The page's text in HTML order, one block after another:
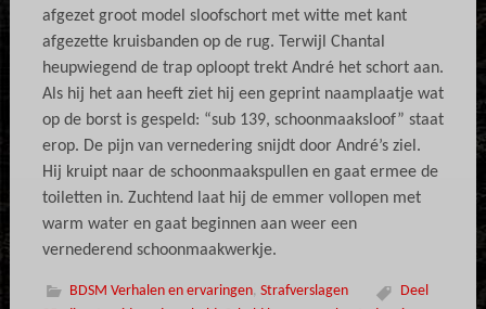
afgezet groot model sloofschort met witte met kant
afgezette kruisbanden op de rug. Terwijl Chantal
heupwiegend de trap oploopt trekt André het schort aan.
Als hij het aan heeft ziet hij een geprint naamplaatje wat
op de borst is gespeld: “sub 139, schoonmaaksloof” staat
erop. De pijn van vernedering snijdt door André’s ziel.
Hij kruipt naar de schoonmaakspullen en gaat ermee de
toiletten in. Zuchtend laat hij de emmer vollopen met
warm water en gaat beginnen aan weer een
vernederend schoonmaakwerkje.
BDSM Verhalen en ervaringen, Strafverslagen
Deel